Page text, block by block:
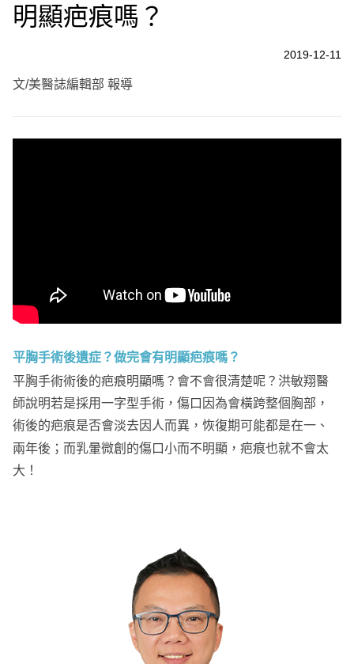
明顯疤痕嗎？
2019-12-11
文/美醫誌編輯部 報導
平胸手術後遺症？做完會有明顯疤痕嗎？
平胸手術術後的疤痕明顯嗎？會不會很清楚呢？洪敏翔醫
師說明若是採用一字型手術，傷口因為會橫跨整個胸部，
術後的疤痕是否會淡去因人而異，恢復期可能都是在一、
兩年後；而乳暈微創的傷口小而不明顯，疤痕也就不會太
大！